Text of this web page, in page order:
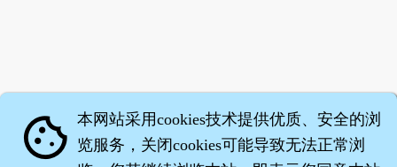
cookie 本网站采用cookies技术提供优质、安全的浏
览服务，关闭cookies可能导致无法正常浏